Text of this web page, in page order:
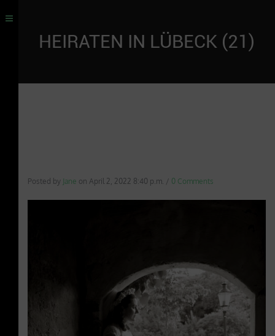
HEIRATEN IN LÜBECK (21)
Posted by Jane on April 2, 2022 8:40 p.m. / 0 Comments